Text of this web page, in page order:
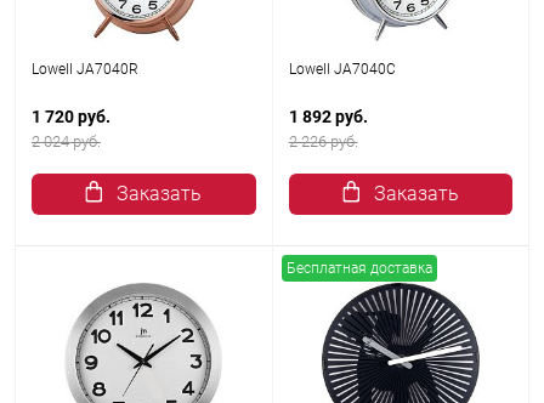
Lowell JA7040R
1 720 руб.
2 024 руб.
Заказать
Lowell JA7040C
1 892 руб.
2 226 руб.
Заказать
Бесплатная доставка